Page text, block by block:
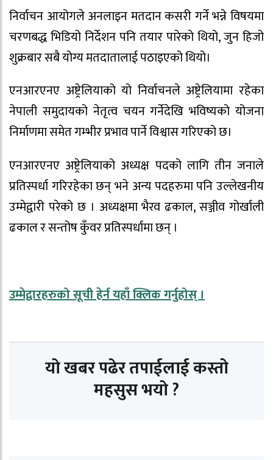
निर्वाचन आयोगले अनलाइन मतदान कसरी गर्ने भन्ने विषयमा
चरणबद्ध भिडियो निर्देशन पनि तयार पारेको थियो, जुन हिजो
शुक्रबार सबै योग्य मतदातालाई पठाइएको थियो।
एनआरएनए अष्ट्रेलियाको यो निर्वाचनले अष्ट्रेलियामा रहेका
नेपाली समुदायको नेतृत्व चयन गर्नेदेखि भविष्यको योजना
निर्माणमा समेत गम्भीर प्रभाव पार्ने विश्वास गरिएको छ।
एनआरएनए अष्ट्रेलियाको अध्यक्ष पदको लागि तीन जनाले
प्रतिस्पर्धा गरिरहेका छन् भने अन्य पदहरुमा पनि उल्लेखनीय
उम्मेद्वारी परेको छ । अध्यक्षमा भैरव ढकाल, सञ्जीव गोर्खाली
ढकाल र सन्तोष कुँवर प्रतिस्पर्धामा छन् ।
उम्मेद्वारहरुको सूची हेर्न यहाँ क्लिक गर्नुहोस् ।
यो खबर पढेर तपाईलाई कस्तो
महसुस भयो ?